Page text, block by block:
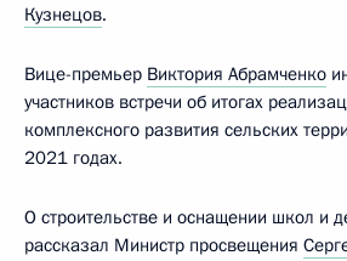
Кузнецов.
Вице-премьер Виктория Абрамченко
участников встречи об итогах
комплексного развития сельских
2021 годах.
О строительстве и оснащении школ и
рассказал Министр просвещения